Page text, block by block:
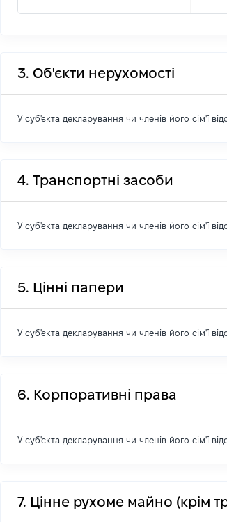
3. Об'єкти нерухомості
У суб'єкта декларування чи членів його сім'ї
4. Транспортні засоби
У суб'єкта декларування чи членів його сім'ї
5. Цінні папери
У суб'єкта декларування чи членів його сім'ї
6. Корпоративні права
У суб'єкта декларування чи членів його сім'ї
7. Цінне рухоме майно (крім